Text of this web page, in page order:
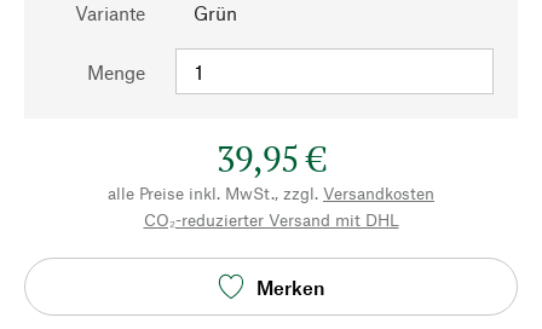
Variante Grün
Menge
39,95 €
alle Preise inkl. MwSt., zzgl. Versandkosten
CO₂-reduzierter Versand mit DHL
Merken